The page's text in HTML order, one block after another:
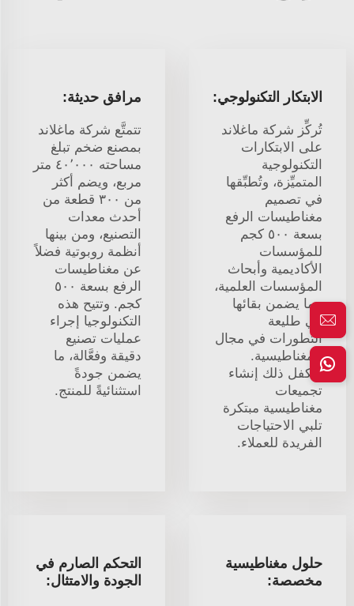
الابتكار التكنولوجي:
تُركِّز شركة ماغلاند
على الابتكارات
التكنولوجية
المتميِّزة، وتُطبِّقها
في تصميم
مغناطيسات الرفع
بسعة ٥٠٠ كجم
للمؤسسات
الأكاديمية وأبحاث
المؤسسات العلمية،
مما يضمن بقائها
في طليعة
التطورات في مجال
المغناطيسية.
ويكفل ذلك إنشاء
تجميعات
مغناطيسية مبتكرة
تلبي الاحتياجات
الفريدة للعملاء.
مرافق حديثة:
تتمتَّع شركة ماغلاند
بمصنع ضخم تبلغ
مساحته ٤٠٬٠٠٠ متر
مربع، ويضم أكثر
من ٣٠٠ قطعة من
أحدث معدات
التصنيع، ومن بينها
أنظمة روبوتية فضلاً
عن مغناطيسات
الرفع بسعة ٥٠٠
كجم. وتتيح هذه
التكنولوجيا إجراء
عمليات تصنيع
دقيقة وفعَّالة، ما
يضمن جودةً
استثنائيةً للمنتج.
حلول مغناطيسية
مخصصة:
التحكم الصارم في
الجودة والامتثال: